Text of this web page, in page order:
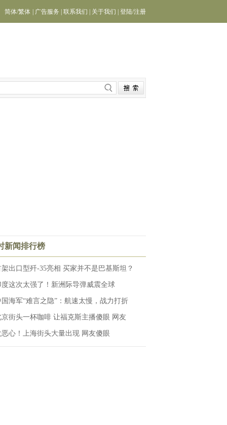
简体/繁体 广告服务 联系我们 关于我们 登陆/注册
新闻排行榜
架出口型歼-35亮相 买家并不是巴基斯坦？
度这次太强了！新洲际导弹威震全球
国海军“难言之隐”：航速太慢，战力打折
京街头一杯咖啡 让福克斯主播傻眼 网友
恶心！上海街头大量出现 网友傻眼